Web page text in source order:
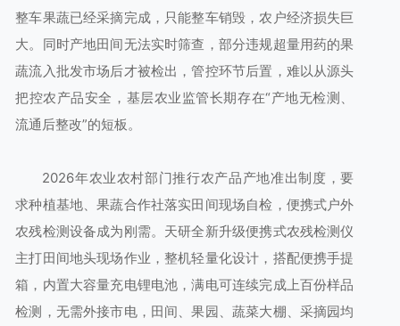
整车果蔬已经采摘完成，只能整车销毁，农户经济损失巨
大。同时产地田间无法实时筛查，部分违规超量用药的果
蔬流入批发市场后才被检出，管控环节后置，难以从源头
把控农产品安全，基层农业监管长期存在“产地无检测、
流通后整改”的短板。
2026年农业农村部门推行农产品产地准出制度，要
求种植基地、果蔬合作社落实田间现场自检，便携式户外
农残检测设备成为刚需。天研全新升级便携式农残检测仪
主打田间地头现场作业，整机轻量化设计，搭配便携手提
箱，内置大容量充电锂电池，满电可连续完成上百份样品
检测，无需外接市电，田间、果园、蔬菜大棚、采摘园均